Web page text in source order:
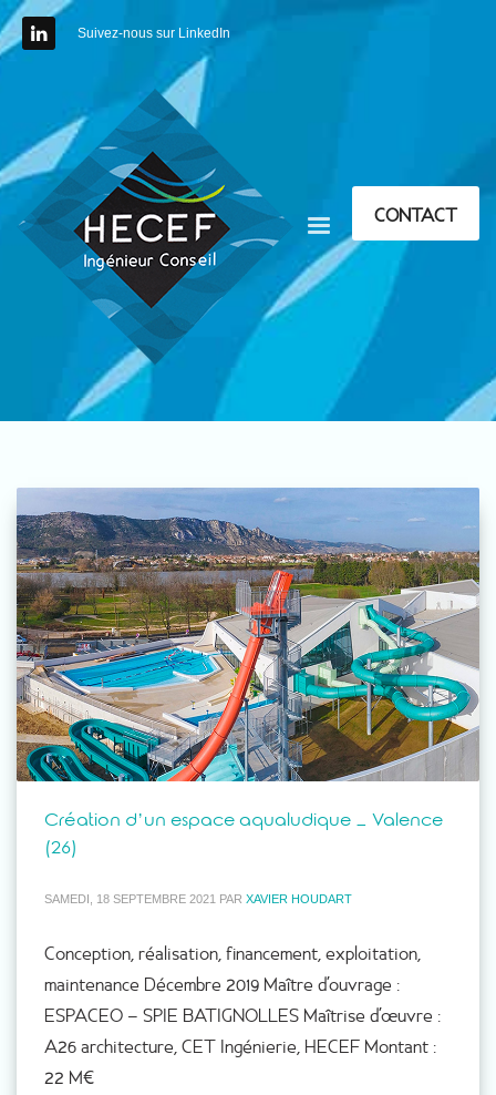
Suivez-nous sur LinkedIn
CONTACT
Création d’un espace aqualudique – Valence
(26)
SAMEDI, 18 SEPTEMBRE 2021 PAR XAVIER HOUDART
Conception, réalisation, financement, exploitation,
maintenance Décembre 2019 Maître d’ouvrage :
ESPACEO – SPIE BATIGNOLLES Maîtrise d’œuvre :
A26 architecture, CET Ingénierie, HECEF Montant :
22 M€